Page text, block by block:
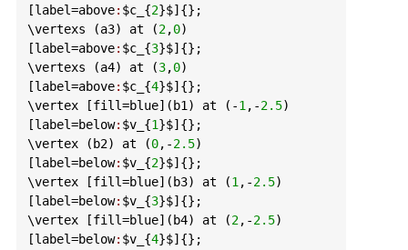
[label=above: $c_ {2}$] {};
\vertexs (a3) at (2,0)
[label=above: $c_ {3}$] {};
\vertexs (a4) at (3,0)
[label=above: $c_ {4}$] {};
\vertex [fill=blue]( b1 ) at (-1 ,-2.5)
[label=below: $v_ {1}$] {};
\vertex ( b2) at (0,-2.5)
[label=below: $v_ {2}$] {};
\vertex [fill=blue]( b3) at (1 ,-2.5)
[label=below: $v_ {3}$] {};
\vertex [fill=blue]( b4) at (2,-2.5)
[label=below: $v_ {4}$] {};